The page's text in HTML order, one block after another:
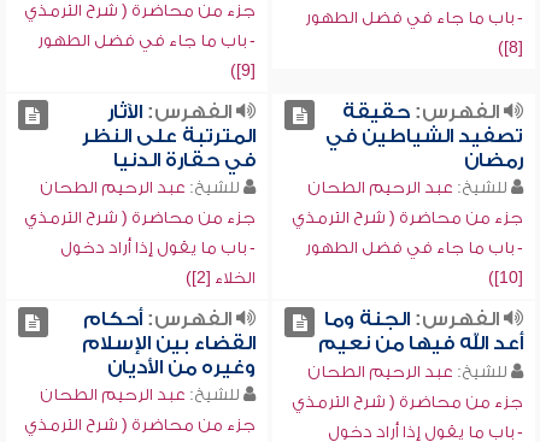
- باب ما جاء في فضل الطهور
[8])
جزء من محاضرة ( شرح الترمذي
- باب ما جاء في فضل الطهور
[9])
الفهرس:حقيقة
تصفيد الشياطين في
رمضان
للشيخ: عبد الرحيم الطحان
جزء من محاضرة ( شرح الترمذي
- باب ما جاء في فضل الطهور
[10])
الفهرس:الآثار
المترتبة على النظر
في حقارة الدنيا
للشيخ: عبد الرحيم الطحان
جزء من محاضرة ( شرح الترمذي
- باب ما يقول إذا أراد دخول
الخلاء [2])
الفهرس:الجنة وما
أعد الله فيها من نعيم
للشيخ: عبد الرحيم الطحان
جزء من محاضرة ( شرح الترمذي
- باب ما يقول إذا أراد دخول
الفهرس:أحكام
القضاء بين الإسلام
وغيره من الأديان
للشيخ: عبد الرحيم الطحان
جزء من محاضرة ( شرح الترمذي